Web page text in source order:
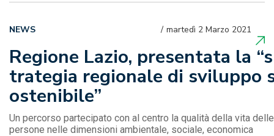
Regione Lazio, presentata la “s
trategia regionale di sviluppo
ostenibile”
martedì 2 Marzo 2021
NEWS
Un percorso partecipato con al centro la qualità della vita delle
persone nelle dimensioni ambientale, sociale, economica